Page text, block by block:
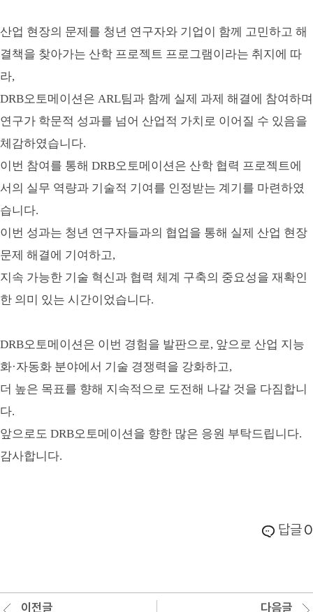
산업 현장의 문제를 청년 연구자와 기업이 함께 고민하고 해
결책을 찾아가는 산학 프로젝트 프로그램이라는 취지에 따
라,
DRB오토메이션은 ARL팀과 함께 실제 과제 해결에 참여하며
연구가 학문적 성과를 넘어 산업적 가치로 이어질 수 있음을
체감하였습니다.
이번 참여를 통해 DRB오토메이션은 산학 협력 프로젝트에
서의 실무 역량과 기술적 기여를 인정받는 계기를 마련하였
습니다.
이번 성과는 청년 연구자들과의 협업을 통해 실제 산업 현장
문제 해결에 기여하고,
지속 가능한 기술 혁신과 협력 체계 구축의 중요성을 재확인
한 의미 있는 시간이었습니다.
DRB오토메이션은 이번 경험을 발판으로, 앞으로 산업 지능
화·자동화 분야에서 기술 경쟁력을 강화하고,
더 높은 목표를 향해 지속적으로 도전해 나갈 것을 다짐합니
다.
앞으로도 DRB오토메이션을 향한 많은 응원 부탁드립니다.
감사합니다.
답글0
이전글 다음글